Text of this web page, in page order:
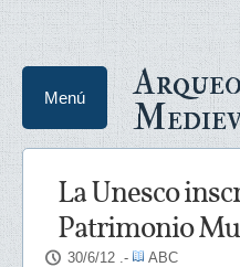
Menú
La Unesco
Patrimonio
30/6/12 .- ABC